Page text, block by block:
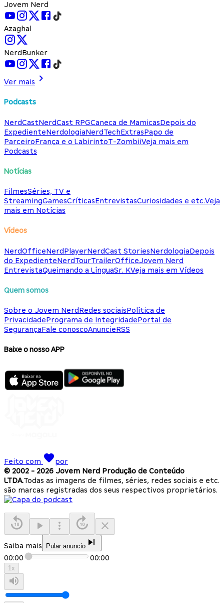
Jovem Nerd
Azaghal
NerdBunker
Ver mais
Podcasts
NerdCastNerdCast RPGCaneca de MamicasDepois do
ExpedienteNerdologiaNerdTechExtrasPapo de
ParceiroFrança e o LabirintoT-ZombiiVeja mais em
Podcasts
Notícias
FilmesSéries, TV e
StreamingGamesCríticasEntrevistasCuriosidades e etc.Veja
mais em Notícias
Vídeos
NerdOfficeNerdPlayerNerdCast StoriesNerdologiaDepois
do ExpedienteNerdTourTrailerOfficeJovem Nerd
EntrevistaQueimando a LínguaSr. KVeja mais em Vídeos
Quem somos
Sobre o Jovem NerdRedes sociaisPolítica de
PrivacidadePrograma de IntegridadePortal de
SegurançaFale conoscoAnuncieRSS
Baixe o nosso APP
Feito com
por
© 2002 - 2026 Jovem Nerd Produção de Conteúdo
LTDA.Todas as imagens de filmes, séries, redes sociais e etc.
são marcas registradas dos seus respectivos proprietários.
Saiba mais Pular anuncio
00:00 00:00
1x